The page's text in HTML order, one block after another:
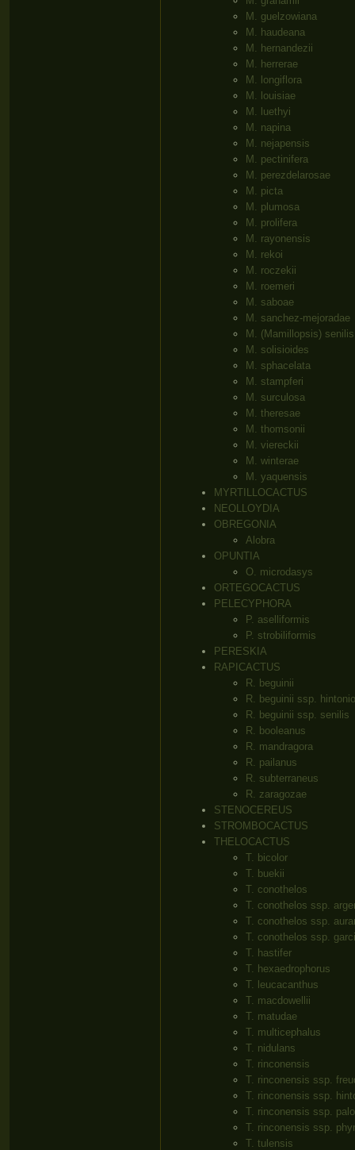
M. guelzowiana
M. haudeana
M. hernandezii
M. herrerae
M. longiflora
M. louisiae
M. luethyi
M. napina
M. nejapensis
M. pectinifera
M. perezdelarosae
M. picta
M. plumosa
M. prolifera
M. rayonensis
M. rekoi
M. roczekii
M. roemeri
M. saboae
M. sanchez-mejoradae
M. (Mamillopsis) senilis
M. solisioides
M. sphacelata
M. stampferi
M. surculosa
M. theresae
M. thomsonii
M. viereckii
M. winterae
M. yaquensis
MYRTILLOCACTUS
NEOLLOYDIA
OBREGONIA
Alobra
OPUNTIA
O. microdasys
ORTEGOCACTUS
PELECYPHORA
P. aselliformis
P. strobiliformis
PERESKIA
RAPICACTUS
R. beguinii
R. beguinii ssp.
R. beguinii ssp. senilis
R. booleanus
R. mandragora
R. pailanus
R. subterraneus
R. zaragozae
STENOCEREUS
STROMBOCACTUS
THELOCACTUS
T. bicolor
T. buekii
T. conothelos
T. conothelos ssp.
T. conothelos ssp.
T. conothelos ssp.
T. hastifer
T. hexaedrophorus
T. leucacanthus
T. macdowellii
T. matudae
T. multicephalus
T. nidulans
T. rinconensis
T. rinconensis ssp.
T. rinconensis ssp.
T. rinconensis ssp.
T. rinconensis ssp.
T. tulensis